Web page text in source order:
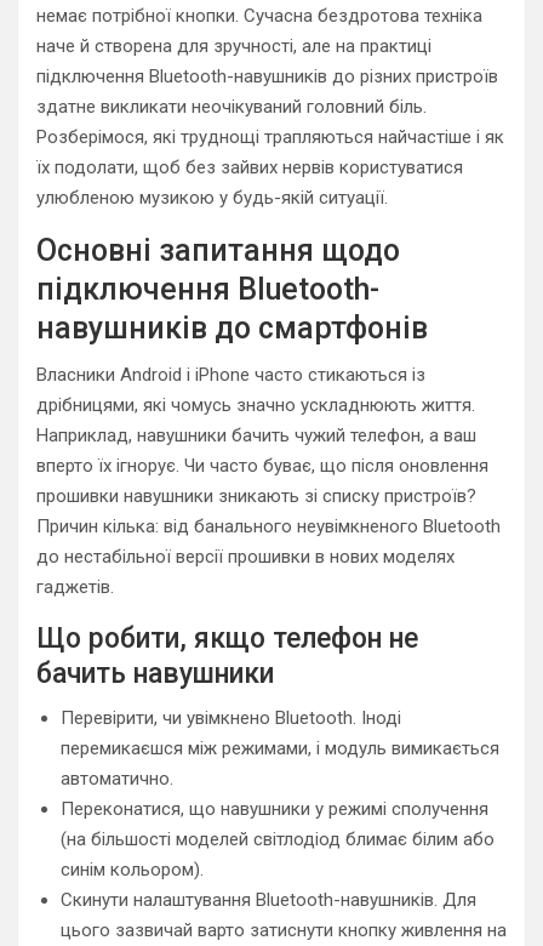
немає потрібної кнопки. Сучасна бездротова техніка
наче й створена для зручності, але на практиці
підключення Bluetooth-навушників до різних пристроїв
здатне викликати неочікуваний головний біль.
Розберімося, які труднощі трапляються найчастіше і як
їх подолати, щоб без зайвих нервів користуватися
улюбленою музикою у будь-якій ситуації.
Основні запитання щодо
підключення Bluetooth-
навушників до смартфонів
Власники Android і iPhone часто стикаються із
дрібницями, які чомусь значно ускладнюють життя.
Наприклад, навушники бачить чужий телефон, а ваш
вперто їх ігнорує. Чи часто буває, що після оновлення
прошивки навушники зникають зі списку пристроїв?
Причин кілька: від банального неувімкненого Bluetooth
до нестабільної версії прошивки в нових моделях
гаджетів.
Що робити, якщо телефон не
бачить навушники
Перевірити, чи увімкнено Bluetooth. Іноді
перемикаєшся між режимами, і модуль вимикається
автоматично.
Переконатися, що навушники у режимі сполучення
(на більшості моделей світлодіод блимає білим або
синім кольором).
Скинути налаштування Bluetooth-навушників. Для
цього зазвичай варто затиснути кнопку живлення на